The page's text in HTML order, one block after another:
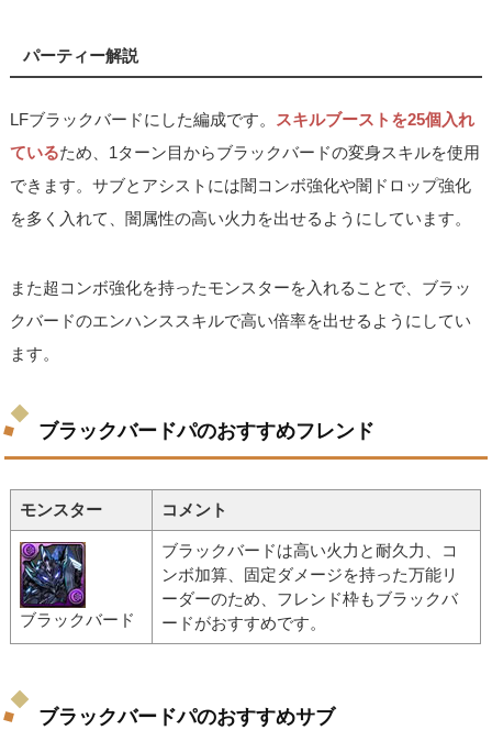
パーティー解説
LFブラックバードにした編成です。 スキルブーストを25個入れ
ているため、1ターン目からブラックバードの変身スキルを使用
できます。サブとアシストには闇コンボ強化や闇ドロップ強化
を多く入れて、闇属性の高い火力を出せるようにしています。
また超コンボ強化を持ったモンスターを入れることで、ブラッ
クバードのエンハンススキルで高い倍率を出せるようにしてい
ます。
ブラックバードパのおすすめフレンド
モンスター コメント
ブラックバード
ブラックバードは高い火力と耐久力、コ
ンボ加算、固定ダメージを持った万能リ
ーダーのため、フレンド枠もブラックバ
ードがおすすめです。
ブラックバードパのおすすめサブ